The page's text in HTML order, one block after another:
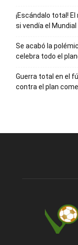
¡Escándalo total!
si vendía el Mundial
Se acabó la
celebra todo el
Guerra total en el
contra el plan